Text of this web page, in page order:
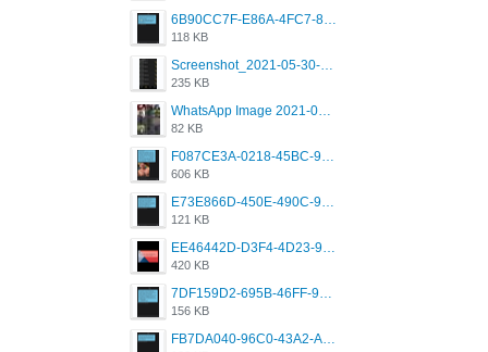
6B90CC7F-E86A-4FC7-8080-9232C92AC6DB.png
118 KB
Screenshot_2021-05-30-13-42-08-931_com.grindrapp.android.jpg
235 KB
WhatsApp Image 2021-05-18 at 18.59.02.jpeg
82 KB
F087CE3A-0218-45BC-988C-C6FE773580D7.png
606 KB
E73E866D-450E-490C-9B24-967DB5695A36.png
121 KB
EE46442D-D3F4-4D23-96BE-084CC459FC8E.png
420 KB
7DF159D2-695B-46FF-920D-F5563F130CE0.png
156 KB
FB7DA040-96C0-43A2-AD40-D53B0579351A.png